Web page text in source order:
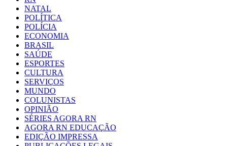
NATAL
POLÍTICA
POLÍCIA
ECONOMIA
BRASIL
SAÚDE
ESPORTES
CULTURA
SERVIÇOS
MUNDO
COLUNISTAS
OPINIÃO
SÉRIES AGORA RN
AGORA RN EDUCAÇÃO
EDIÇÃO IMPRESSA